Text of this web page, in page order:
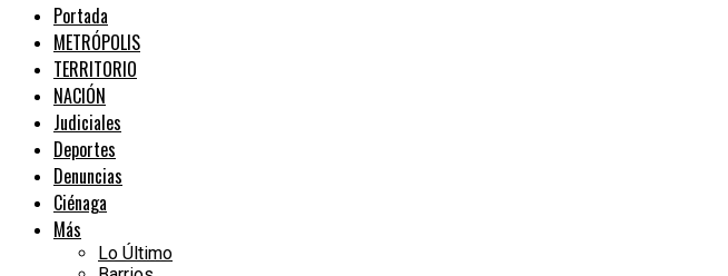
Portada
METRÓPOLIS
TERRITORIO
NACIÓN
Judiciales
Deportes
Denuncias
Ciénaga
Más
Lo Último